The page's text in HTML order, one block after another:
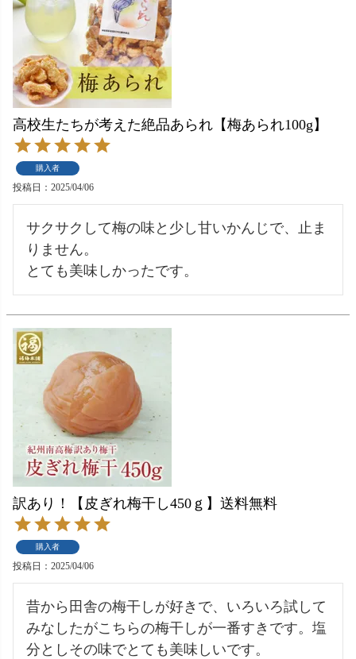
高校生たちが考えた絶品あられ【梅あられ100g】
購入者
投稿日 2025/04/06
サクサクして梅の味と少し甘いかんじで、止ま
りません。
とても美味しかったです。
訳あり！【皮ぎれ梅干し450ｇ】送料無料
購入者
投稿日 2025/04/06
昔から田舎の梅干しが好きで、いろいろ試して
みなしたがこちらの梅干しが一番すきです。塩
分としその味でとても美味しいです。